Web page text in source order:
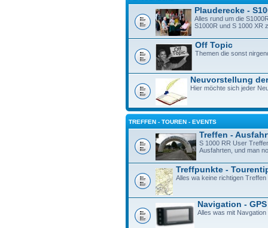
Plauderecke -
Alles rund um die
S1000R und S 1000 XR
Off Topic
Themen die sonst
Neuvorstellung
Hier möchte sich jeder
TREFFEN - TOUREN - EVENTS
Treffen -
S 1000 RR User
Ausfahrten, und man
Treffpunkte -
Alles wa keine richtigen Treffen
Navigation - GPS
Alles was mit